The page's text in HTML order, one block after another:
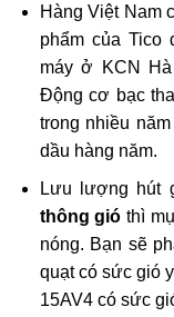
Hàng Việt Nam
phẩm của Tico
máy ở KCN
Động cơ bạc
trong nhiều
dầu hàng năm.
Lưu lượng hút
thông gió thì
nóng. Bạn sẽ
quạt có sức gió
15AV4 có sức